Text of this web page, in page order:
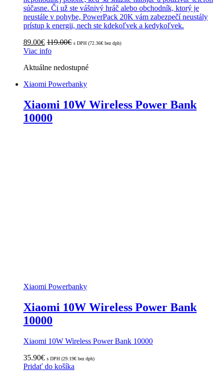
súčasne. Či už ste vášnivý hráč alebo obchodník, ktorý je
neustále v pohybe, PowerPack 20K vám zabezpečí neustály
prístup k energii, nech ste kdekoľvek a kedykoľvek.
89.00€ 119.00€ s DPH (72.36€ bez dph)
Viac info
Aktuálne nedostupné
Xiaomi Powerbanky
Xiaomi 10W Wireless Power Bank
10000
Xiaomi Powerbanky
Xiaomi 10W Wireless Power Bank
10000
Xiaomi 10W Wireless Power Bank 10000
35.90€ s DPH (29.19€ bez dph)
Pridať do košíka